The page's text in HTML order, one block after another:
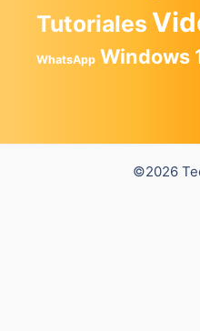
Tutoriales
WhatsApp Windows
©2026